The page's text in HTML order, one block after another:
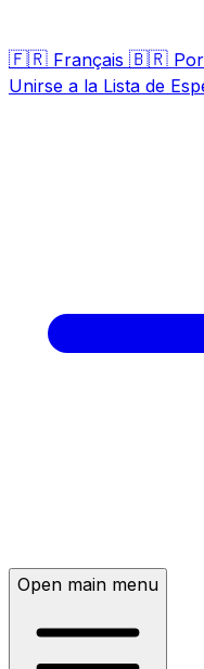
🇫🇷 Français 🇧🇷
Unirse a la Lista de
Open main menu